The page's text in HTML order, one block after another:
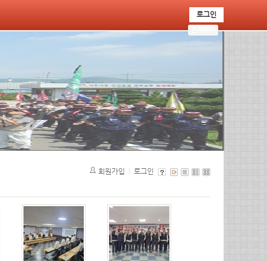
로그인
회원가입 로그인